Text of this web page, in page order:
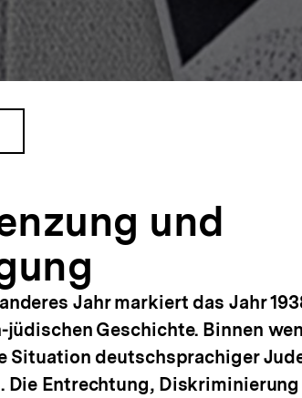
und
Jahr markiert das Jahr
jüdischen Geschichte. Binnen
Situation deutschsprachiger
Die Entrechtung,